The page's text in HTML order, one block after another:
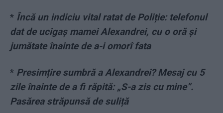
* Încă un indiciu vital ratat de Poliție: telefonul
dat de ucigaș mamei Alexandrei, cu o oră și
jumătate înainte de a-i omorî fata
* Presimțire sumbră a Alexandrei? Mesaj cu 5
zile înainte de a fi răpită: „S-a zis cu mine”.
Pasărea străpunsă de suliță